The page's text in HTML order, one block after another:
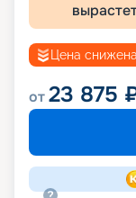
Цена
от23 875